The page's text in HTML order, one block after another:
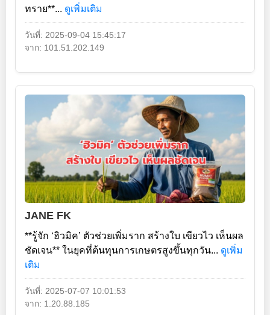
ทราย**... ดูเพิ่มเติม
วันที่: 2025-09-04 15:45:17
จาก: 101.51.202.149
JANE FK
**รู้จัก ‘ฮิวมิค’ ตัวช่วยเพิ่มราก สร้างใบ เขียวไว เห็นผล
ชัดเจน** ในยุคที่ต้นทุนการเกษตรสูงขึ้นทุกวัน... ดูเพิ่ม
เติม
วันที่: 2025-07-07 10:01:53
จาก: 1.20.88.185